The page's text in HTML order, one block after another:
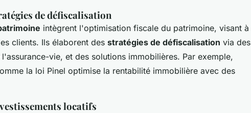
de défiscalisation
intègrent l'optimisation fiscale du patrimoine, visant à
clients. Ils élaborent des stratégies de défiscalisation via des
vie, et des solutions immobilières. Par exemple,
la loi Pinel optimise la rentabilité immobilière avec des
locatifs